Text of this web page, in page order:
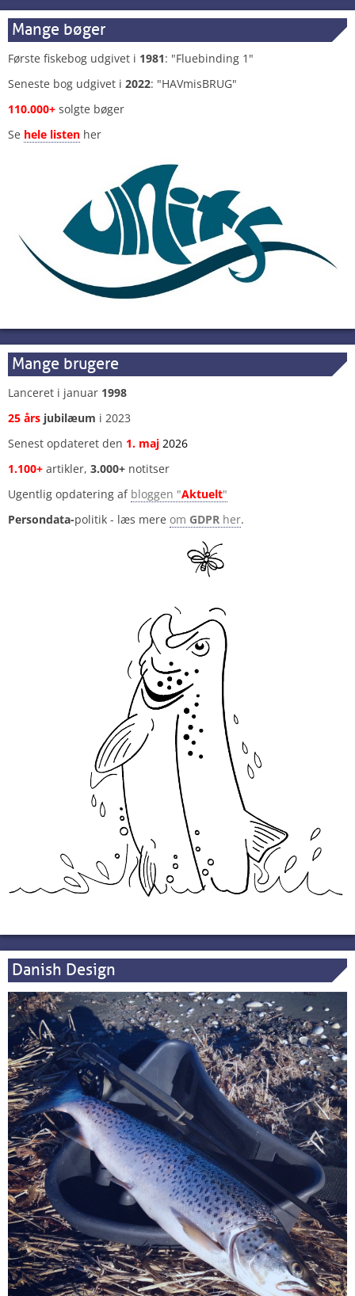
Mange bøger
Første fiskebog udgivet i 1981: "Fluebinding 1"
Seneste bog udgivet i 2022: "HAVmisBRUG"
110.000+ solgte bøger
Se hele listen her
Mange brugere
Lanceret i januar 1998
25 års jubilæum i 2023
Senest opdateret den 1. maj 2026
1.100+ artikler, 3.000+ notitser
Ugentlig opdatering af bloggen "Aktuelt"
Persondata-politik - læs mere om GDPR her.
Danish Design